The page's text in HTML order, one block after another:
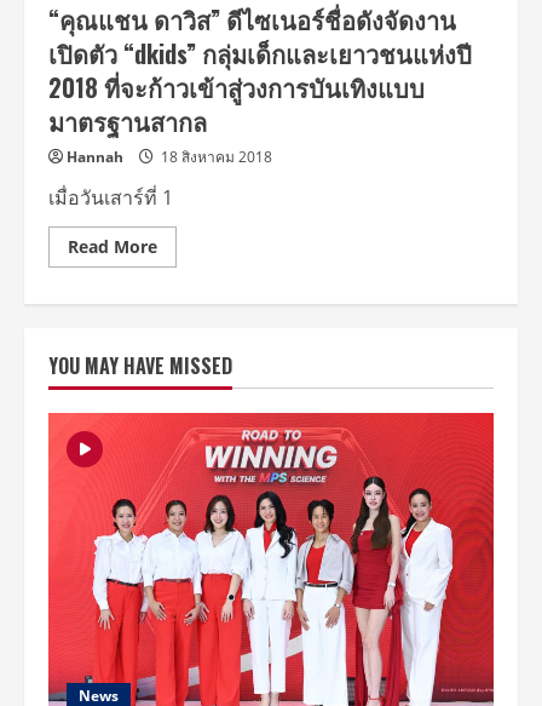
Week
2018
“คุณแชน ดาวิส” ดีไซเนอร์ชื่อดังจัดงาน
เปิดตัว “dkids” กลุ่มเด็กและเยาวชนแห่งปี
2018 ที่จะก้าวเข้าสู่วงการบันเทิงแบบ
มาตรฐานสากล
Hannah 18 สิงหาคม 2018
เมื่อวันเสาร์ที่ 1
Read MoreRead
more
ดีไซเนอร์
ชื่อ
ดัง
จัด
งาน
เปิด
ตัว
“dkids”
กลุ่ม
เด็ก
และ
เยาวชน
แห่ง
ปี
2018
ที่
เข้า
YOU MAY HAVE MISSED
News